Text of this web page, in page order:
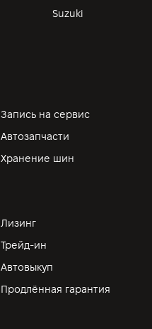
Suzuki
Запись на сервис
Автозапчасти
Хранение шин
Лизинг
Трейд-ин
Автовыкуп
Продлённая гарантия